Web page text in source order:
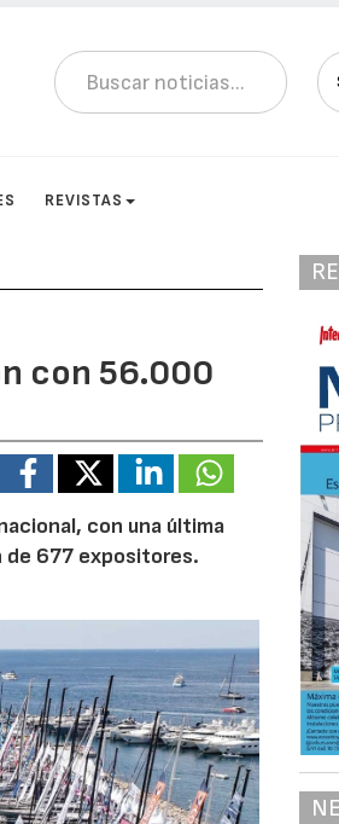
REVISTAS
con 56.000
con una última
677 expositores.